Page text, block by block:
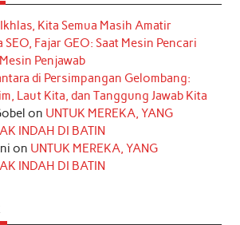
t
e
r
e
s
t
k
e
d
I
n
t
t
r
T
u
e
Kita Semua Masih Amatir
SEO, Fajar GEO: Saat Mesin Pencari
Penjawab
di Persimpangan Gelombang:
Laut Kita, dan Tanggung Jawab Kita
on UNTUK MEREKA, YANG
INDAH DI BATIN
on UNTUK MEREKA, YANG
INDAH DI BATIN